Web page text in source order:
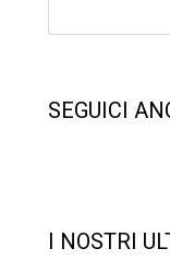
SEGUICI
I NOSTRI